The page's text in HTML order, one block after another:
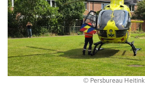
© Persbureau Heitink